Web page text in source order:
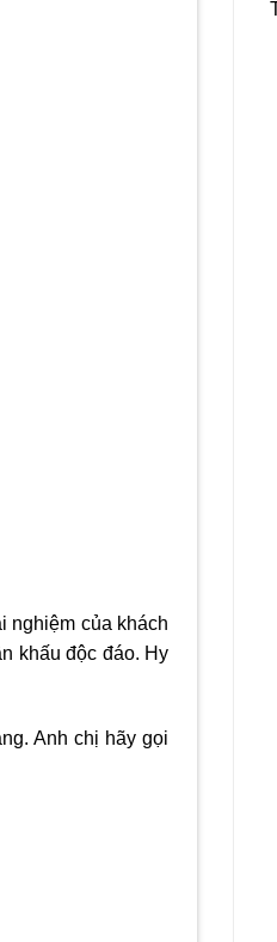
nghiệm của khách
khấu độc đáo. Hy
Anh chị hãy gọi